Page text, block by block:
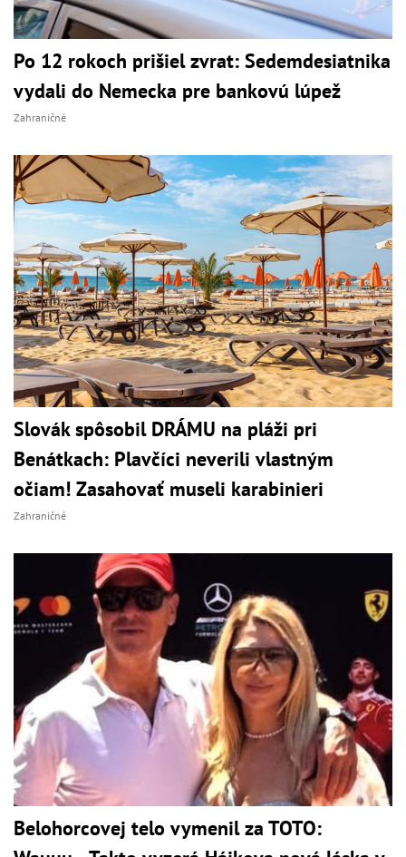
Po 12 rokoch prišiel zvrat: Sedemdesiatnika
vydali do Nemecka pre bankovú lúpež
Zahraničné
Slovák spôsobil DRÁMU na pláži pri
Benátkach: Plavčíci neverili vlastným
očiam! Zasahovať museli karabinieri
Zahraničné
Belohorcovej telo vymenil za TOTO: